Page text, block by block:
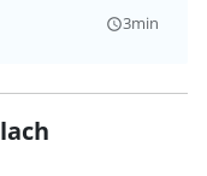
query_builder3min